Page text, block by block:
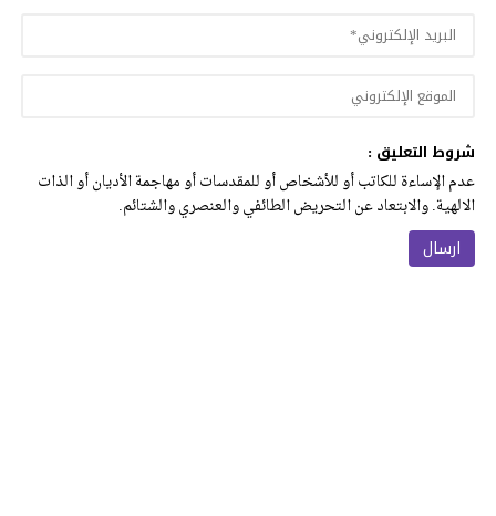
شروط التعليق :
عدم الإساءة للكاتب أو للأشخاص أو للمقدسات أو مهاجمة الأديان أو الذات
الالهية. والابتعاد عن التحريض الطائفي والعنصري والشتائم.